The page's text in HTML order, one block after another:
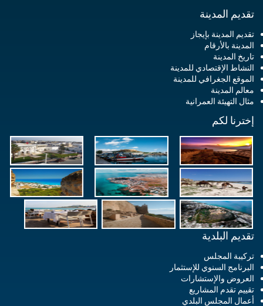
تقديم المدينة
تقديم المدينة بإيجاز
المدينة بالأرقام
تاريخ المدينة
النشاط الإقتصادي للمدينة
الموقع الجغرافي للمدينة
معالم المدينة
مثال التهيئة العمرانية
إخترنا لكم
تقديم البلدية
تركيبة المجلس
البرنامج السنوي للإستثمار
العروض والإستشارات
تقييم تقدم المشاريع
أعمال المجلس البلدي